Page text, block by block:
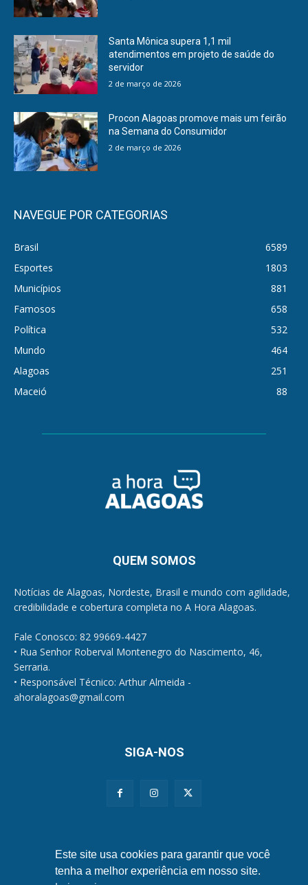
Santa Mônica supera 1,1 mil
atendimentos em projeto de saúde do
servidor
2 de março de 2026
Procon Alagoas promove mais um feirão
na Semana do Consumidor
2 de março de 2026
NAVEGUE POR CATEGORIAS
Brasil
6589
Esportes
1803
Municípios
881
Famosos
658
Política
532
Mundo
464
Alagoas
251
Maceió
88
QUEM SOMOS
Notícias de Alagoas, Nordeste, Brasil e mundo com agilidade,
credibilidade e cobertura completa no A Hora Alagoas.
Fale Conosco: 82 99669-4427
• Rua Senhor Roberval Montenegro do Nascimento, 46,
Serraria.
• Responsável Técnico: Arthur Almeida -
ahoralagoas@gmail.com
SIGA-NOS
Este site usa cookies para garantir que você
tenha a melhor experiência em nosso site.